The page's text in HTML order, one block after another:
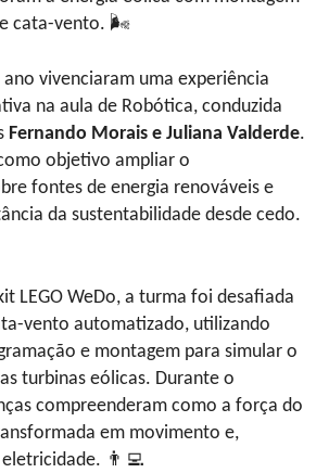
cata-vento. 🌬️
ano vivenciaram uma experiência
na aula de Robótica, conduzida
Fernando Morais e Juliana Valderde.
objetivo ampliar o
fontes de energia renováveis e
da sustentabilidade desde cedo.
LEGO WeDo, a turma foi desafiada
vento automatizado, utilizando
e montagem para simular o
turbinas eólicas. Durante o
compreenderam como a força do
em movimento e,
👨‍💻